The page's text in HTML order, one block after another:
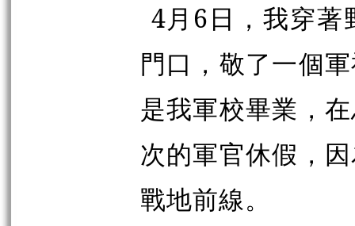
4月6日，我穿著
門口，敬了一個
是我軍校畢業，
次的軍官休假，
戰地前線。